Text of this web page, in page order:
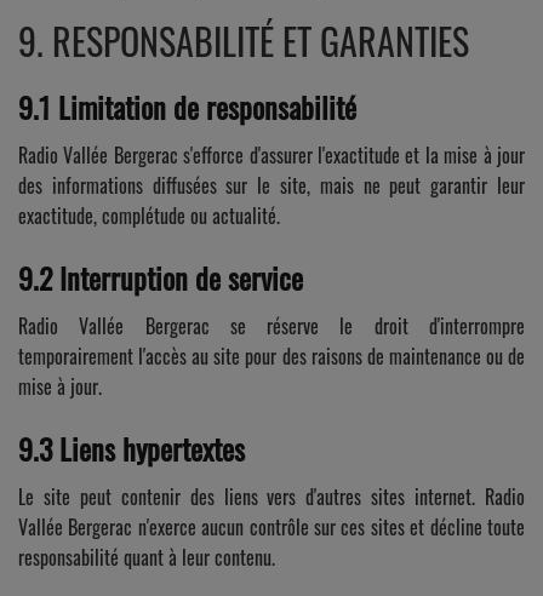
9. RESPONSABILITÉ ET GARANTIES
9.1 Limitation de responsabilité
Radio Vallée Bergerac s'efforce d'assurer l'exactitude et la mise à jour
des informations diffusées sur le site, mais ne peut garantir leur
exactitude, complétude ou actualité.
9.2 Interruption de service
Radio Vallée Bergerac se réserve le droit d'interrompre
temporairement l'accès au site pour des raisons de maintenance ou de
mise à jour.
9.3 Liens hypertextes
Le site peut contenir des liens vers d'autres sites internet. Radio
Vallée Bergerac n'exerce aucun contrôle sur ces sites et décline toute
responsabilité quant à leur contenu.